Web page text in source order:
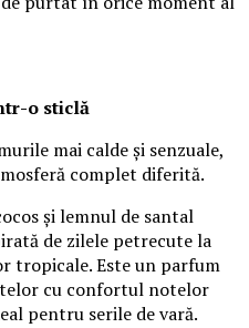
o sticlă
mai calde și senzuale,
complet diferită.
și lemnul de santal
de zilele petrecute la
tropicale. Este un parfum
cu confortul notelor
pentru serile de vară.